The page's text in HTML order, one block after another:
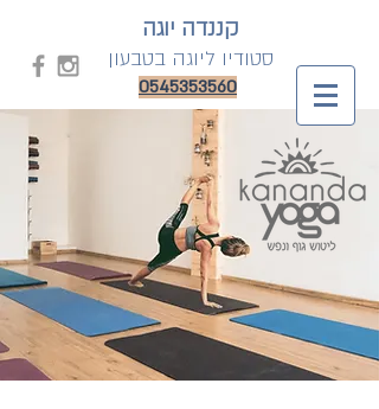
קננדה יוגה
סטודיו ליוגה בטבעון
0545353560